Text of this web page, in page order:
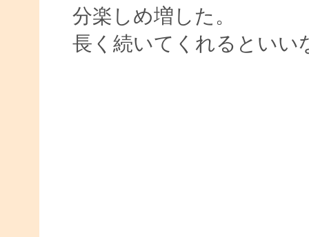
分楽しめ増した。
長く続いてくれるといい